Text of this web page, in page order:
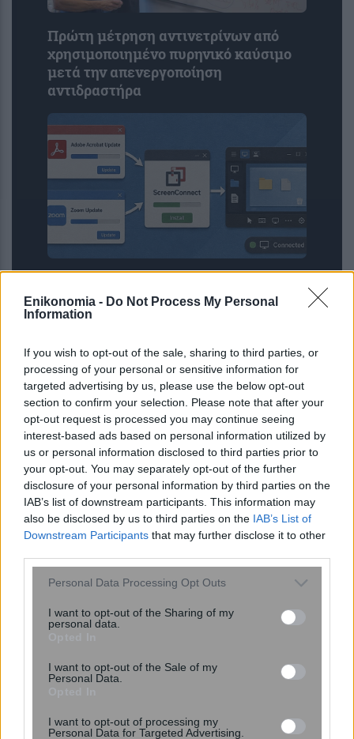
Enikonomia - Do Not Process My Personal
Information
If you wish to opt-out of the sale, sharing to third parties, or
processing of your personal or sensitive information for
targeted advertising by us, please use the below opt-out
section to confirm your selection. Please note that after your
opt-out request is processed you may continue seeing
interest-based ads based on personal information utilized by
us or personal information disclosed to third parties prior to
your opt-out. You may separately opt-out of the further
disclosure of your personal information by third parties on the
IAB’s list of downstream participants. This information may
also be disclosed by us to third parties on the IAB’s List of
Downstream Participants that may further disclose it to other
Please note that this website/app uses one or more Google
not limited to your visit or usage behaviour. You may click to
grant or deny consent to Google and its third-party tags to
consent section.
Personal Data Processing Opt Outs
I want to opt-out of the Sharing of my
personal data.
I want to opt-out of the Sale of my
Personal Data.
I want to opt-out of processing my
Personal Data for Targeted Advertising.
Πρώτη μέτρηση αντινετρίνων από
χρησιμοποιημένο πυρηνικό καύσιμο
μετά την απενεργοποίηση
αντιδραστήρα
Zoom εγκαθιστούν κακόβουλο
λογισμικό απομακρυσμένης
περισσότερα
14:06, 1 Αυγούστου 2026 ||